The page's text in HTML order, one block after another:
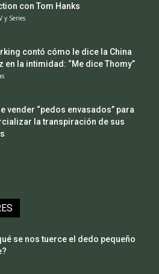
con Tom Hanks
y Series
contó cómo le dice la China
en la intimidad: “Me dice Thomy”
vender “pedos envasados” para
la transpiración de sus
se nos tuerce el dedo pequeño